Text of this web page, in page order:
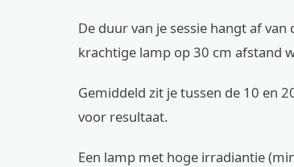
De duur van je sessie hangt af
krachtige lamp op 30 cm afstand
Gemiddeld zit je tussen de 10 en
voor resultaat.
Een lamp met hoge irradiantie